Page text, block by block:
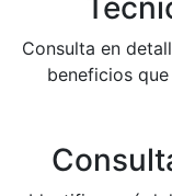
Consulta en
beneficios